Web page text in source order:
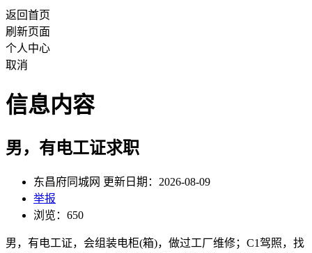
返回首页
刷新页面
个人中心
取消
信息内容
男，有电工证求职
东昌府同城网 更新日期：2026-08-09
举报
浏览：650
男，有电工证，会组装电柜(箱)，做过工厂维修；C1驾照，找